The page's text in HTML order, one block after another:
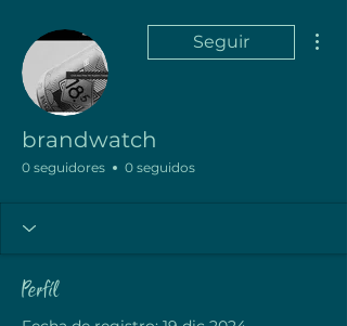
Seguir
brandwatch
0 seguidores 0 seguidos
Perfil